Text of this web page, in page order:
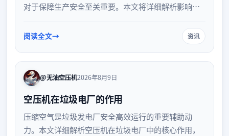
对于保障生产安全至关重要。本文将详细解析影响压
议与定期检查规范，帮助您有效延长设备使用周期，
阅读全文 资讯
@无油空压机2026年8月9日
空压机在垃圾电厂的作用
压缩空气是垃圾发电厂安全高效运行的重要辅助动
力。本文详细解析空压机在垃圾电厂中的核心作用，